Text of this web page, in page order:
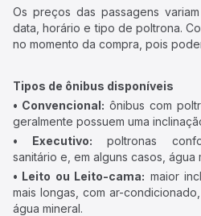
Os preços das passagens
data, horário e tipo de poltrona.
no momento da compra, pois
Tipos de ônibus disponíveis
• Convencional: ônibus com
geralmente possuem uma
• Executivo: poltronas
sanitário e, em alguns casos, água
• Leito ou Leito-cama: maior
mais longas, com ar-
água mineral.